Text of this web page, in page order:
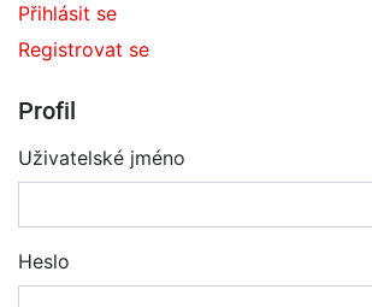
Přihlásit se
Registrovat se
Profil
Uživatelské jméno
Heslo